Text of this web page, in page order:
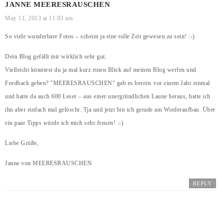
JANNE MEERESRAUSCHEN
May 11, 2013 at 11:03 am
So viele wunderbare Fotos – scheint ja eine tolle Zeit gewesen zu sein! :-)
Dein Blog gefällt mir wirklich sehr gut.
Vielleicht könntest du ja mal kurz einen Blick auf meinen Blog werfen und
Feedback geben? "MEERESRAUSCHEN" gab es bereits vor einem Jahr einmal
und hatte da auch 600 Leser – aus einer unergründlichen Laune heraus, hatte ich
ihn aber einfach mal gelöscht. Tja und jetzt bin ich gerade am Wiederaufbau. Über
ein paar Tipps würde ich mich sehr freuen! :-)
Liebe Grüße,
Janne von MEERESRAUSCHEN
REPLY